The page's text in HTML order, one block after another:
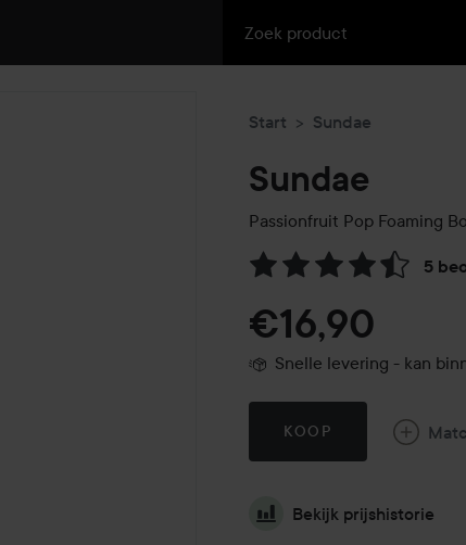
Start Sundae
Sundae
Passionfruit Pop Foaming
5
Ga naar Reviews & reacties
€16,90
Snelle levering - kan
KOOP
Bekijk prijshistorie